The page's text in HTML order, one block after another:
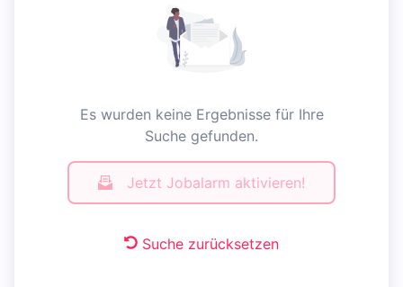
Es wurden keine Ergebnisse für Ihre
Suche gefunden.
Jetzt Jobalarm aktivieren!
Suche zurücksetzen